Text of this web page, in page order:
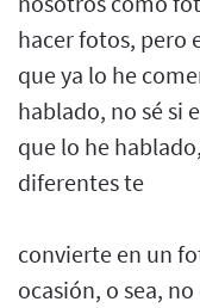
hacer fotos, pero
que ya lo he
hablado, no sé si
que lo he
diferentes te
convierte en un
ocasión, o sea,